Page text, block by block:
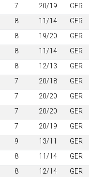
7 20/19
GER
8 11/14
GER
8 19/20
GER
8 11/14
GER
8 12/13
GER
7 20/18
GER
7 20/20
GER
7 20/20
GER
7 20/19
GER
9 13/11
GER
8 11/14
GER
8 12/14
GER